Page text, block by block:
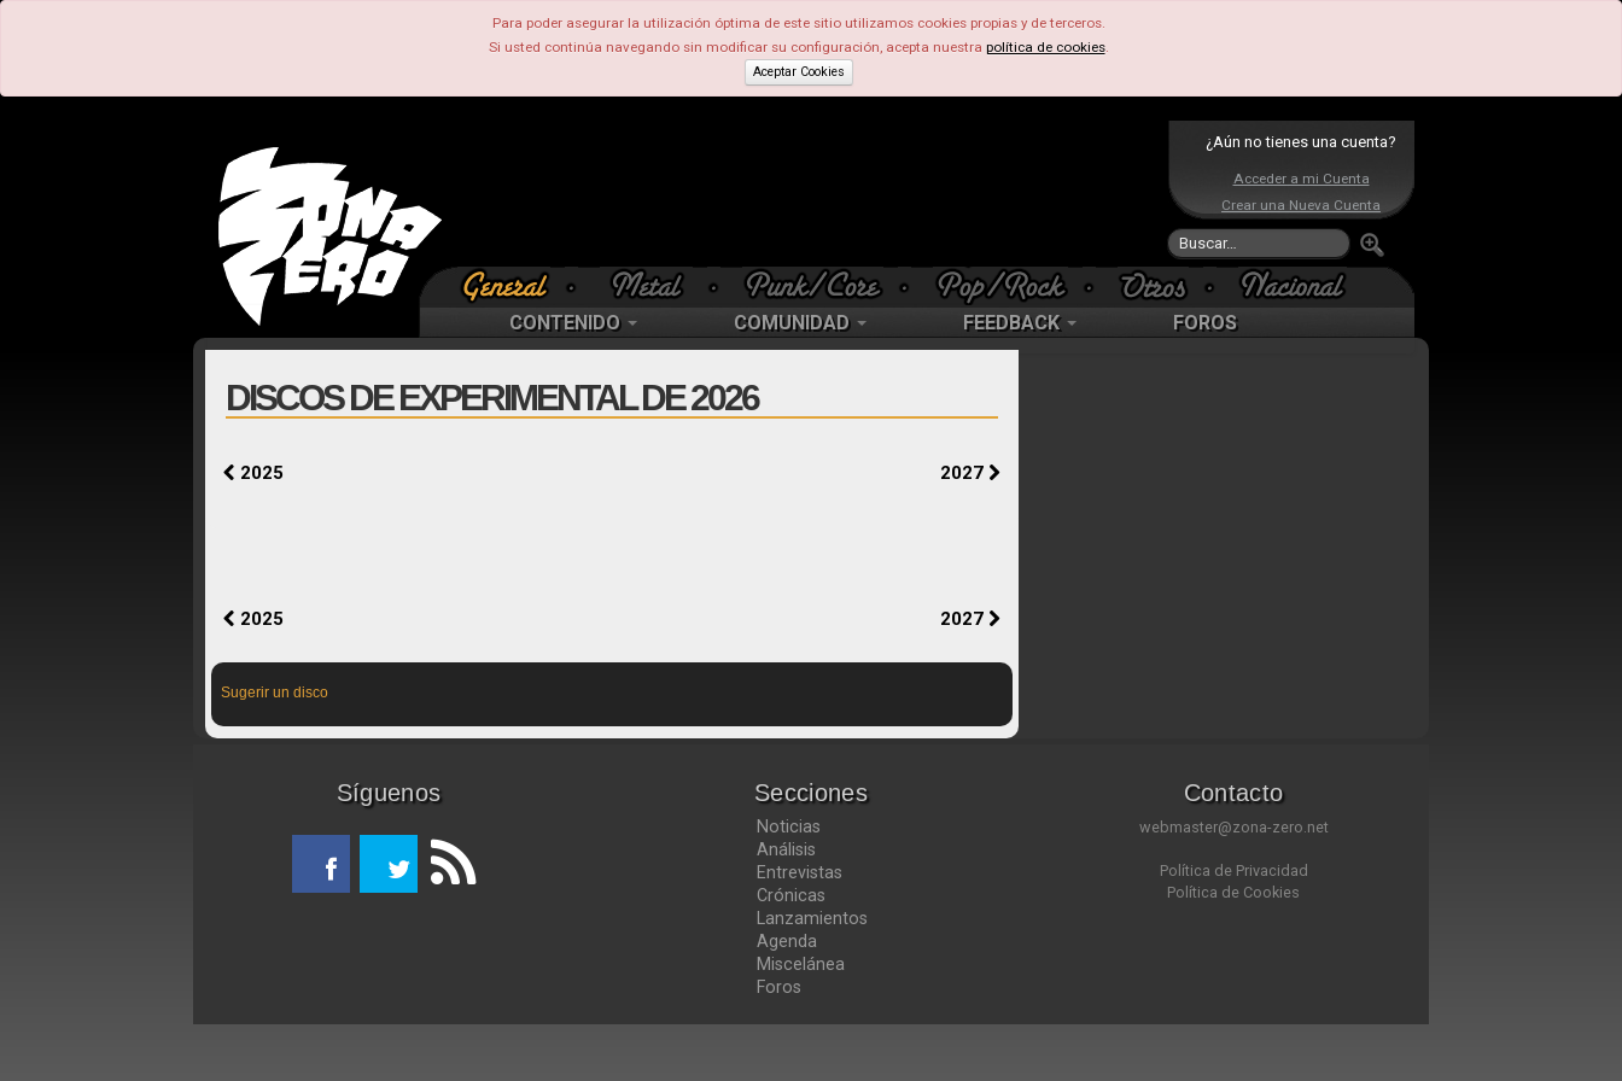
Para poder asegurar la utilización óptima de este sitio utilizamos cookies propias y de terceros.
Si usted continúa navegando sin modificar su configuración, acepta nuestra política de cookies.
Aceptar Cookies
¿Aún no tienes una cuenta?
Acceder a mi Cuenta
Crear una Nueva Cuenta
CONTENIDO COMUNIDAD FEEDBACK FOROS
DISCOS DE EXPERIMENTAL DE 2026
2025 2027
2025 2027
Sugerir un disco
Síguenos Secciones
Noticias
Análisis
Entrevistas
Crónicas
Lanzamientos
Agenda
Miscelánea
Foros
Contacto
webmaster@zona-zero.net
Política de Privacidad
Política de Cookies